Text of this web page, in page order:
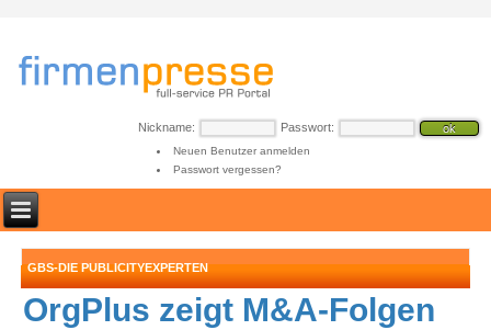
Nickname: Passwort:
Neuen Benutzer anmelden
Passwort vergessen?
GBS-DIE PUBLICITYEXPERTEN
OrgPlus zeigt M&A-Folgen